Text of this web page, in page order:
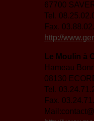
67700
Tel.
Fax.
http://
Le Moulin à
Hameau
08130
Tel.
Fax.